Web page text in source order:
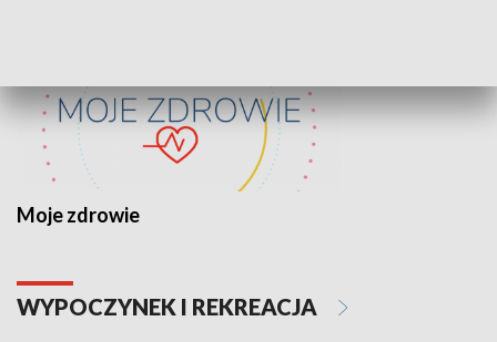
Moje zdrowie
WYPOCZYNEK I REKREACJA